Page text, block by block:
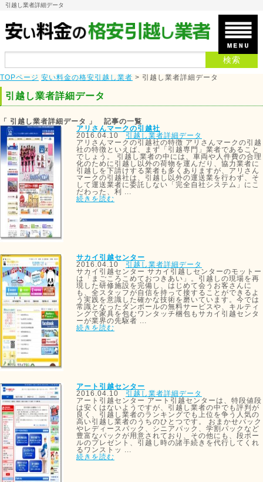
引越し業者詳細データ
TOPページ 安い料金の格安引越し業者 > 引越し業者詳細データ
引越し業者詳細データ
「 引越し業者詳細データ 」 記事の一覧
アリさんマークの引越社
2016.04.10
引越し業者詳細データ
アリさんマークの引越社の特徴 アリさんマークの引越
社の特徴といえば、まず「引越専門」業者であること
でしょう。 引越し業者の中には、車両や人件費の合理
化のために引越し以外の荷物を運んだり、協力業者に
引越しを下請けする業者も多くありますが、アリさん
マークの引越社は、引越し以外の運送業を行わず、そ
して運送業者に委託しない「完全自社システム」にこ
だわった、利 ...
続きを読む
サカイ引越センター
2016.04.10
引越し業者詳細データ
サカイ引越センター サカイ引越しセンターのモットー
は「まごころこめておつきあい」。引越しの現場を再
現した研修施設を完備し、はじめて会うお客さんに
も、全スタッフが自信を持って接することができるよ
う実践を意識した確かな技術を磨いています。今では
常識となったダンボールの無料サービスや、キルティ
ングで家具を包むワンタッチ梱包もサカイ引越センタ
ーが業界の先駆者 ...
続きを読む
アート引越センター
2016.04.10
引越し業者詳細データ
アート引越センター アート引越センターは、特段値段
は安くはないようですが、引越し業者の中でも評判が
良く、引越し業者のランキングでも上位を争う人気の
高い引越し業者のうちのひとつです。 おまかせパック
やレディースパック、シニアパック、学割パックなど
豊富なパックが用意されており、その他にも、段ボー
ルのプレゼント、引越し時の諸手続きを代行してくれ
るワンストッ ...
続きを読む